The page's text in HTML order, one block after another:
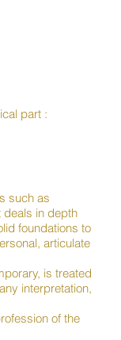
part :
such as
deals in depth
foundations to
articulate
is treated
interpretation,
of the